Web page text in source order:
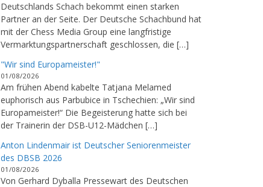
Deutschlands Schach bekommt einen starken
Partner an der Seite. Der Deutsche Schachbund hat
mit der Chess Media Group eine langfristige
Vermarktungspartnerschaft geschlossen, die […]
"Wir sind Europameister!"
01/08/2026
Am frühen Abend kabelte Tatjana Melamed
euphorisch aus Parbubice in Tschechien: „Wir sind
Europameister!“ Die Begeisterung hatte sich bei
der Trainerin der DSB-U12-Mädchen […]
Anton Lindenmair ist Deutscher Seniorenmeister
des DBSB 2026
01/08/2026
Von Gerhard Dyballa Pressewart des Deutschen